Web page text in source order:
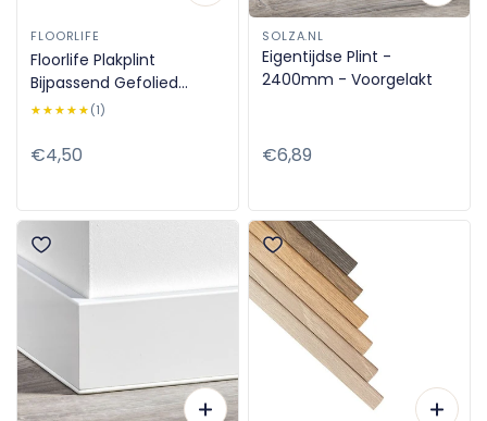
FLOORLIFE
Floorlife Plakplint
Bijpassend Gefolied
5x24x2400mm
★★★★★
★★★★★(1)
Normale
€4,50
SOLZA.NL
Eigentijdse Plint -
2400mm - Voorgelakt
Normale
€6,89